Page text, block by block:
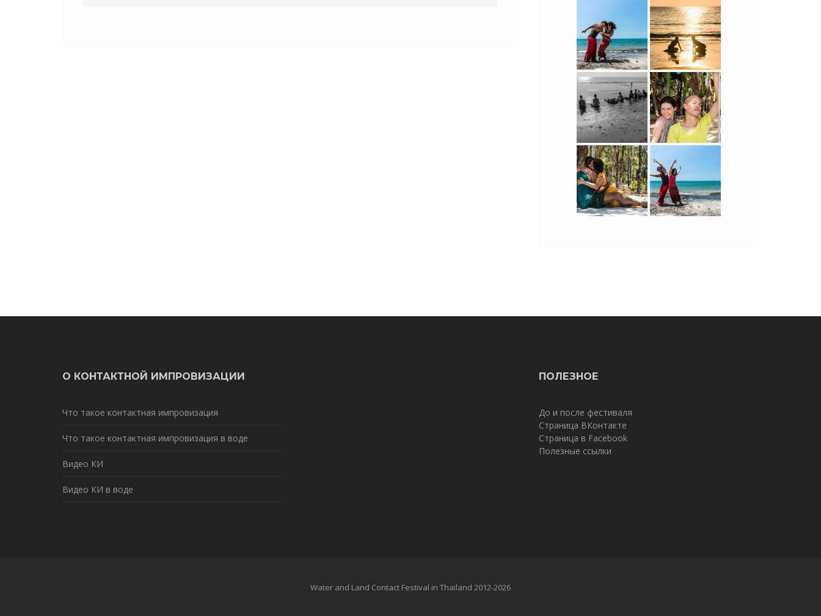
О КОНТАКТНОЙ ИМПРОВИЗАЦИИ
Что такое контактная импровизация
Что такое контактная импровизация в воде
Видео КИ
Видео КИ в воде
ПОЛЕЗНОЕ
До и после фестиваля
Страница ВКонтакте
Страница в Facebook
Полезные ссылки
Water and Land Contact Festival in Thailand 2012-2026